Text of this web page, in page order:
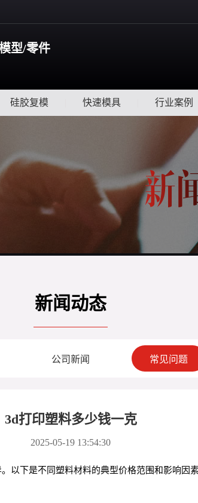
型/零件
硅胶复模 快速模具 行业案例
新闻动态
公司新闻 常见问题
3d打印塑料多少钱一克
2025-05-19 13:54:30
以下是不同塑料材料的典型价格范围和影响因